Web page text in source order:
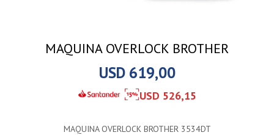
MAQUINA OVERLOCK BROTHER
USD 619,00
USD 526,15
MAQUINA OVERLOCK BROTHER 3534DT